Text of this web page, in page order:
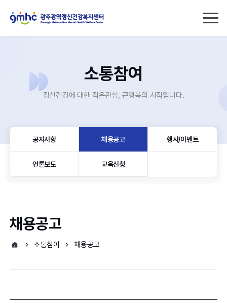
소통참여
정신건강에 대한 작은관심, 큰행복의 시작입니다.
공지사항 채용공고 행사/이벤트
언론보도 교육신청
채용공고
소통참여 채용공고